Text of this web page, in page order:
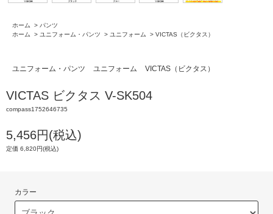
ホーム > パンツ
ホーム
> ユニフォーム・パンツ > ユニフォーム > VICTAS（ビクタス）
ユニフォーム・パンツ ユニフォーム VICTAS（ビクタス）
VICTAS ビクタス V-SK504
compass1752646735
5,456円(税込)
定価 6,820円(税込)
カラー